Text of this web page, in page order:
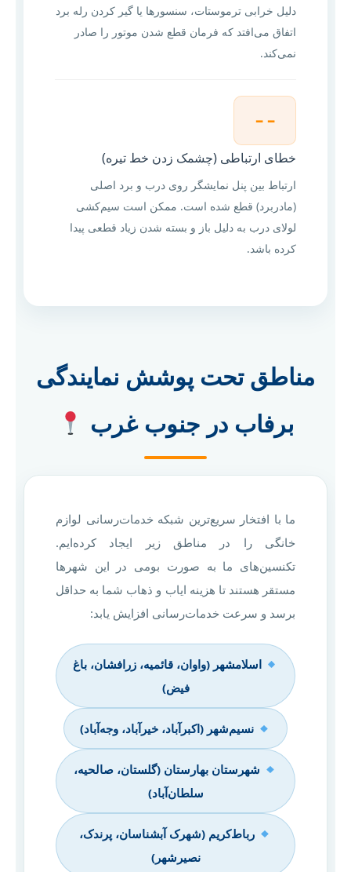
دلیل خرابی ترموستات، سنسورها یا گیر کردن رله برد
اتفاق می‌افتد که فرمان قطع شدن موتور را صادر
نمی‌کند.
– –
خطای ارتباطی (چشمک زدن خط تیره)
ارتباط بین پنل نمایشگر روی درب و برد اصلی
(مادربرد) قطع شده است. ممکن است سیم‌کشی
لولای درب به دلیل باز و بسته شدن زیاد قطعی پیدا
کرده باشد.
مناطق تحت پوشش نمایندگی
برفاب در جنوب غرب
ما با افتخار سریع‌ترین شبکه خدمات‌رسانی لوازم
خانگی را در مناطق زیر ایجاد کرده‌ایم.
تکنسین‌های ما به صورت بومی در این شهرها
مستقر هستند تا هزینه ایاب و ذهاب شما به حداقل
برسد و سرعت خدمات‌رسانی افزایش یابد:
اسلامشهر (واوان، قائمیه، زرافشان، باغ
فیض)
نسیم‌شهر (اکبرآباد، خیرآباد، وجه‌آباد)
شهرستان بهارستان (گلستان، صالحیه،
سلطان‌آباد)
رباط‌کریم (شهرک آبشناسان، پرندک،
نصیرشهر)